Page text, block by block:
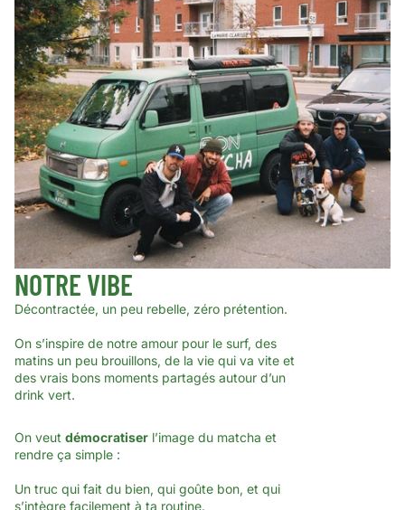
NOTRE VIBE
Décontractée, un peu rebelle, zéro prétention.
On s’inspire de notre amour pour le surf, des
matins un peu brouillons, de la vie qui va vite et
des vrais bons moments partagés autour d’un
drink vert.
On veut démocratiser l’image du matcha et
rendre ça simple :
Un truc qui fait du bien, qui goûte bon, et qui
s’intègre facilement à ta routine.